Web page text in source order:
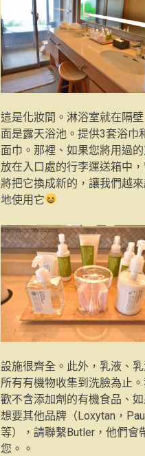
這是化妝間。淋浴室就在隔
面是露天浴池。提供3套浴巾
面巾。那裡、如果您將用過
放在入口處的行李運送箱中
將把它換成新的，讓我們越
地使用它
設施很齊全。此外，乳液、乳
所有有機物收集到洗臉為止
歡不含添加劑的有機食品、
想要其他品牌（Loxytan，
等），請聯繫Butler，他們會
您。。